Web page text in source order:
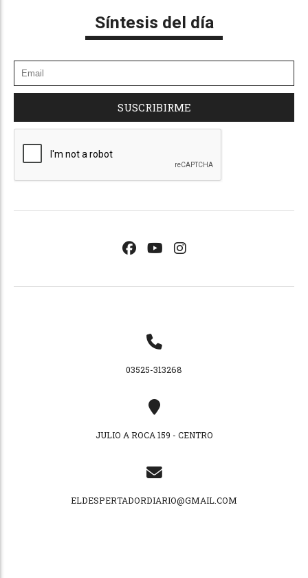
Síntesis del día
SUSCRIBIRME
03525-313268
JULIO A ROCA 159 - CENTRO
ELDESPERTADORDIARIO@GMAIL.COM